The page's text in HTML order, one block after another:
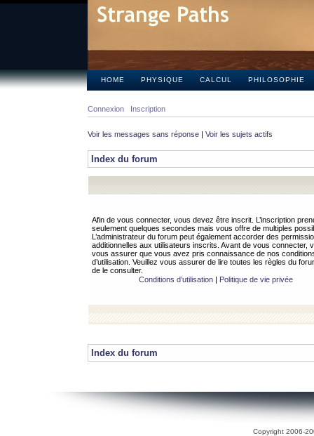
HOME PHYSIQUE CALCUL PHILOSOPHIE
Connexion Inscription
Voir les messages sans réponse | Voir les sujets actifs
Index du forum
Afin de vous connecter, vous devez être inscrit. L’inscription
seulement quelques secondes mais vous offre de multiples
L’administrateur du forum peut également accorder des
additionnelles aux utilisateurs inscrits. Avant de vous connecter,
vous assurer que vous avez pris connaissance de nos
d’utilisation. Veuillez vous assurer de lire toutes les règles du
de le consulter.
Conditions d’utilisation| Politique de vie privée
Index du forum
Copyright 2006-